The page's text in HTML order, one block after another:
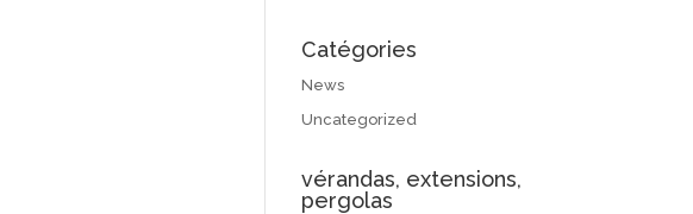
Catégories
News
Uncategorized
vérandas, extensions,
pergolas